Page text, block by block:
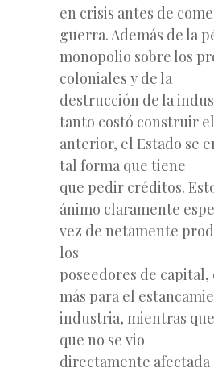
en crisis antes de
guerra. Además de la
monopolio sobre los
coloniales y de la
destrucción de la
tanto costó construir
anterior, el Estado se
tal forma que tiene
que pedir créditos.
ánimo claramente
vez de netamente
los
poseedores de
más para el
industria, mientras
que no se vio
directamente afectada